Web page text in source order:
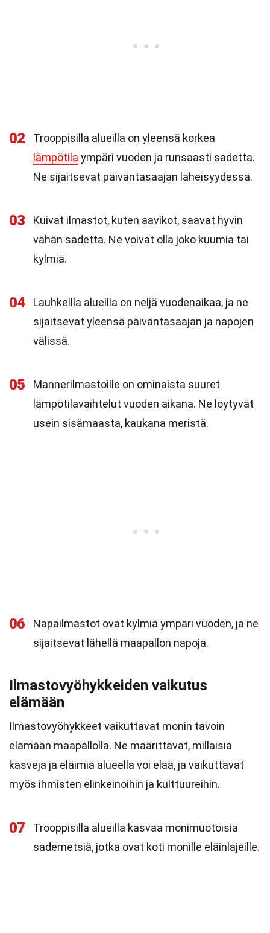
02
Trooppisilla alueilla on yleensä korkea
lämpötila ympäri vuoden ja runsaasti sadetta.
Ne sijaitsevat päiväntasaajan läheisyydessä.
03
Kuivat ilmastot, kuten aavikot, saavat hyvin
vähän sadetta. Ne voivat olla joko kuumia tai
kylmiä.
04
Lauhkeilla alueilla on neljä vuodenaikaa, ja ne
sijaitsevat yleensä päiväntasaajan ja napojen
välissä.
05
Mannerilmastoille on ominaista suuret
lämpötilavaihtelut vuoden aikana. Ne löytyvät
usein sisämaasta, kaukana meristä.
06
Napailmastot ovat kylmiä ympäri vuoden, ja ne
sijaitsevat lähellä maapallon napoja.
Ilmastovyöhykkeiden vaikutus
elämään
Ilmastovyöhykkeet vaikuttavat monin tavoin
elämään maapallolla. Ne määrittävät, millaisia
kasveja ja eläimiä alueella voi elää, ja vaikuttavat
myös ihmisten elinkeinoihin ja kulttuureihin.
07
Trooppisilla alueilla kasvaa monimuotoisia
sademetsiä, jotka ovat koti monille eläinlajeille.